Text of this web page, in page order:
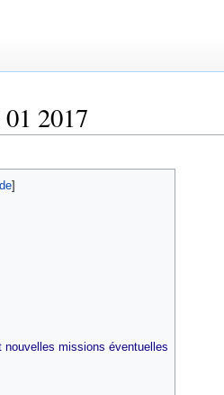
2017
nouvelles missions éventuelles